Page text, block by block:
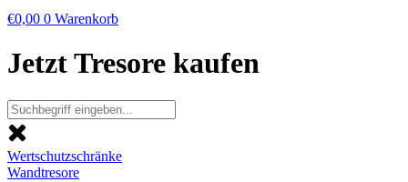
€0,00 0 Warenkorb
Jetzt Tresore kaufen
Wertschutzschränke
Wandtresore